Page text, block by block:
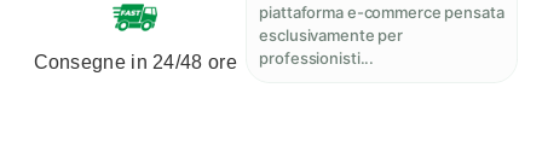
Consegne in 24/48 ore
piattaforma e-commerce pensata
esclusivamente per
professionisti...